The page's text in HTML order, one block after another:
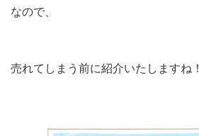
なので、
売れてしまう前に紹介いたしますね！